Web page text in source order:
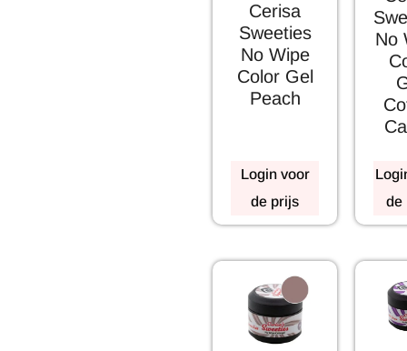
Cerisa
Sweeties
No Wipe
Color Gel
Peach
Login voor
de prijs
No
de